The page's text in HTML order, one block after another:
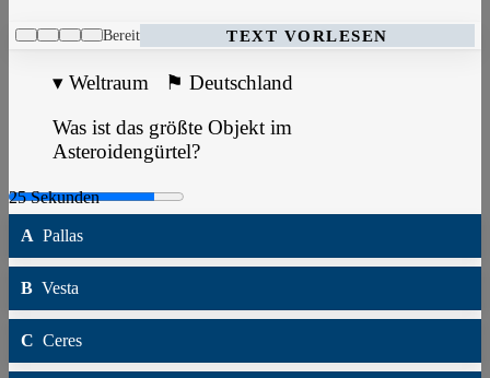
Bereit TEXT VORLESEN
▾ Weltraum ⚑ Deutschland
Was ist das größte Objekt im
Asteroidengürtel?
A Pallas
B Vesta
C Ceres